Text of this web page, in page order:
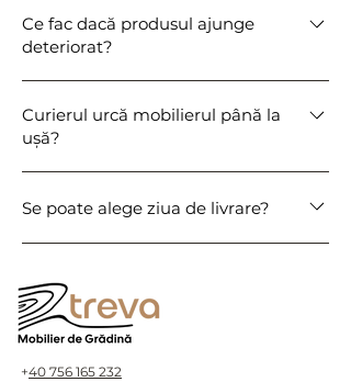
prezența curierului.
Ce fac dacă produsul ajunge
deteriorat?
coletul; apoi ne contactați pentru înlocuire
sau soluționare rapidă.
Curierul urcă mobilierul până la
ușă?
Manipularea în interior depinde de curier
Se poate alege ziua de livrare?
contactarea telefonică a curierului.
+40 756 165 232